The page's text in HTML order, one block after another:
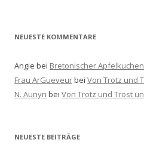
:NEUESTE KOMMENTARE
Angie bei Bretonischer
Frau ArGueveurbei Von Trotz und
N. Aunyn bei Von Trotz und Trost
NEUESTE BEITRÄGE